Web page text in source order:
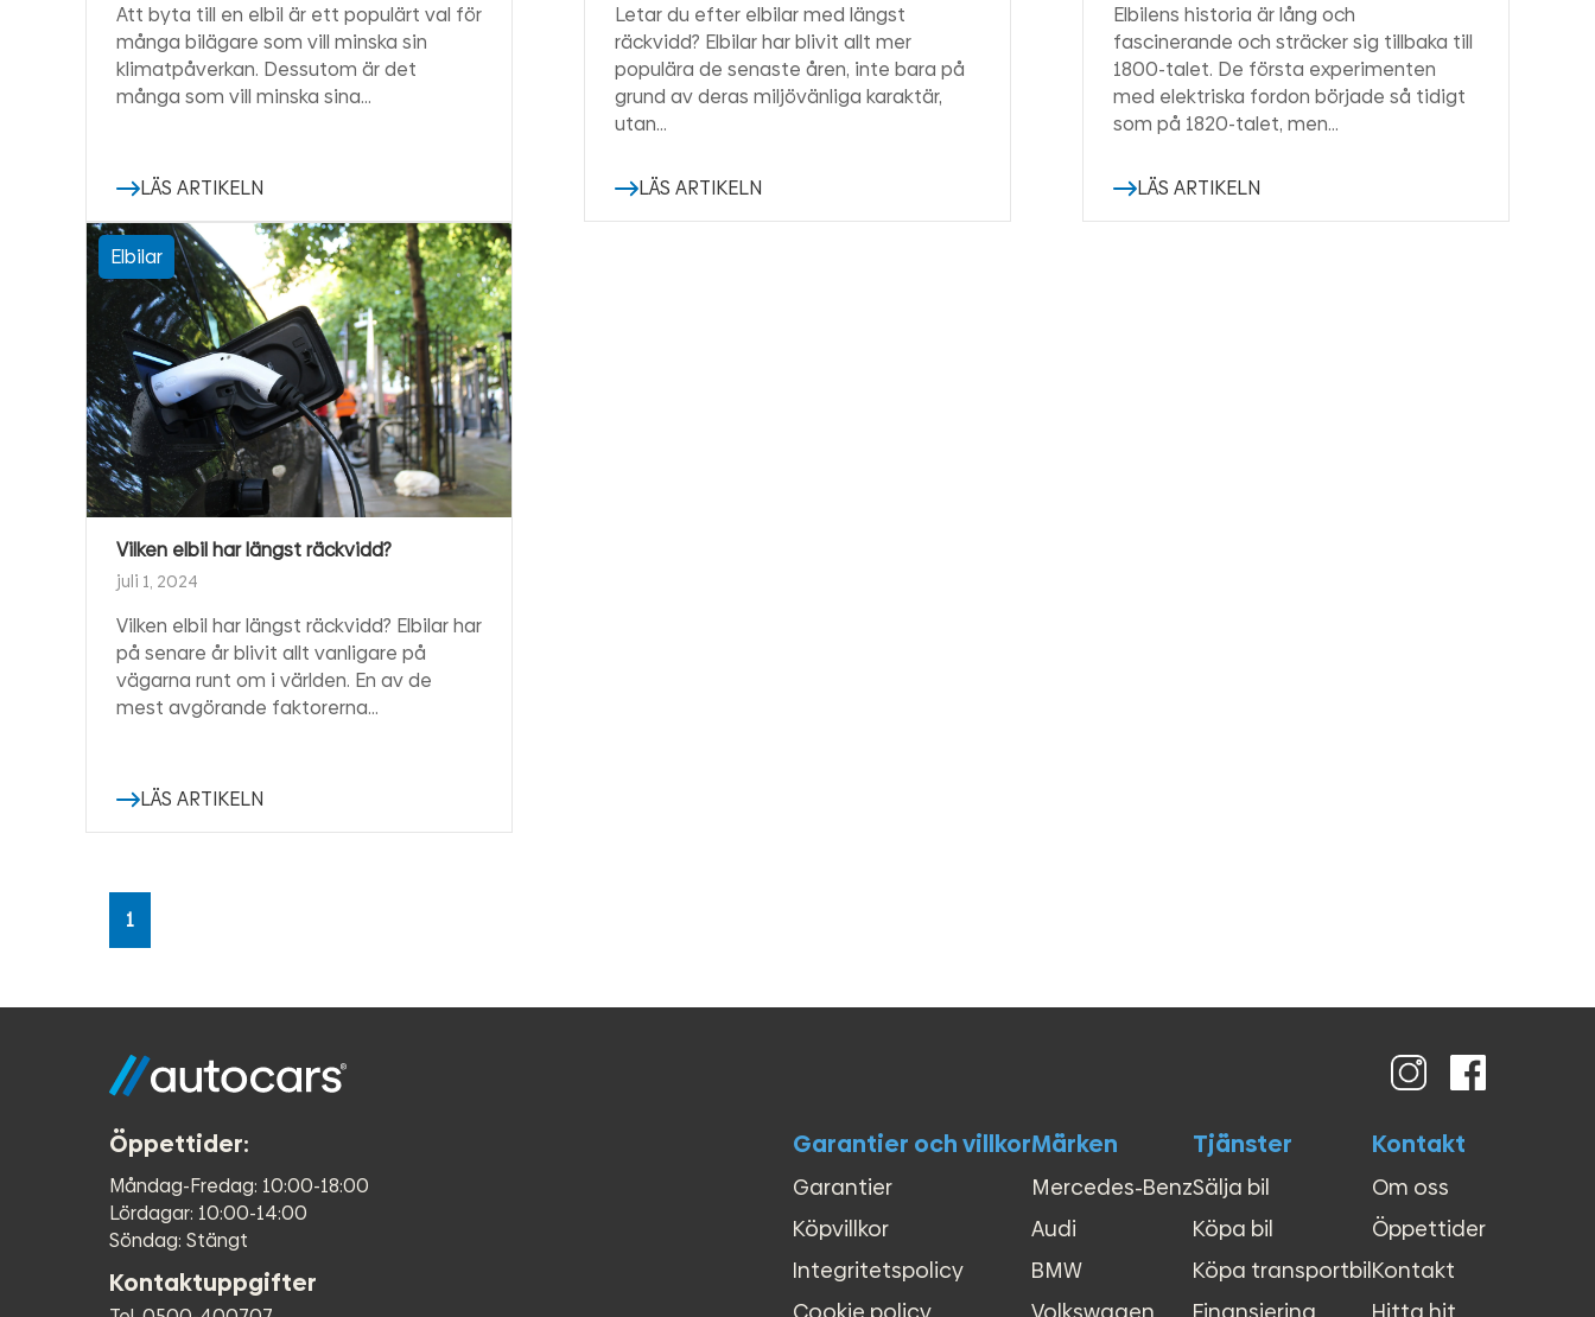
Att byta till en elbil är ett populärt val för
många bilägare som vill minska sin
klimatpåverkan. Dessutom är det
många som vill minska sina…
LÄS ARTIKELN
Letar du efter elbilar med längst
räckvidd? Elbilar har blivit allt mer
populära de senaste åren, inte bara på
grund av deras miljövänliga karaktär,
utan…
LÄS ARTIKELN
Elbilens historia är lång och
fascinerande och sträcker sig tillbaka till
1800-talet. De första experimenten
med elektriska fordon började så tidigt
som på 1820-talet, men…
LÄS ARTIKELN
Elbilar
Vilken elbil har längst räckvidd?
juli 1, 2024
Vilken elbil har längst räckvidd? Elbilar har
på senare år blivit allt vanligare på
vägarna runt om i världen. En av de
mest avgörande faktorerna…
LÄS ARTIKELN
1
Öppettider:
Måndag-Fredag: 10:00-18:00
Lördagar: 10:00-14:00
Söndag: Stängt
Kontaktuppgifter
Garantier och villkor
Garantier
Köpvillkor
Integritetspolicy
Märken
Mercedes-Benz
Audi
BMW
Tjänster
Sälja bil
Köpa bil
Köpa transportbil
Kontakt
Om oss
Öppettider
Kontakt